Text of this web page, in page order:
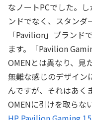
なノートPCでした。
ンドでなく、スタンダ
「Pavilion」ブランド
ます。「Pavilion
OMENとは異なり、見
無難な感じのデザイ
んですが、それはあく
OMENに引けを取らな